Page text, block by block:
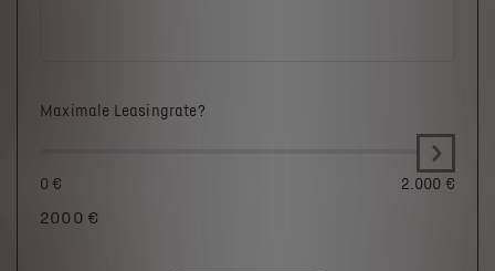
Maximale Leasingrate?
0 € 2.000 €
2000 €